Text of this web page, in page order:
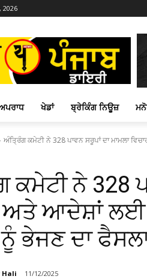
2026
ਖੇਡਾਂ ਬ੍ਰੇਕਿੰਗ ਨਿਊਜ਼
ਅੰਤ੍ਰਿੰਗ ਕਮੇਟੀ ਨੇ 328 ਪਾਵਨ ਸਰੂਪਾਂ ਦਾ ਮਾਮਲਾ
ਕਮੇਟੀ ਨੇ 328
ਅਤੇ ਆਦੇਸ਼ਾਂ
ਨੂੰ ਭੇਜਣ ਦਾ
Hali 11/12/2025